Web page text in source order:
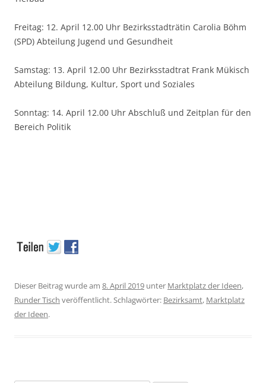
Freitag: 12. April 12.00 Uhr Bezirksstadträtin Carolia Böhm
(SPD) Abteilung Jugend und Gesundheit
Samstag: 13. April 12.00 Uhr Bezirksstadtrat Frank Mükisch
Abteilung Bildung, Kultur, Sport und Soziales
Sonntag: 14. April 12.00 Uhr Abschluß und Zeitplan für den
Bereich Politik
Dieser Beitrag wurde am 8. April 2019 unter Marktplatz der Ideen,
Runder Tisch veröffentlicht. Schlagwörter: Bezirksamt, Marktplatz
der Ideen.